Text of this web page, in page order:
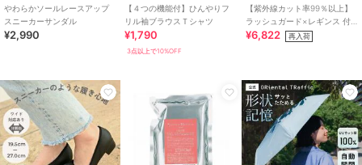
やわらかソールレースアップ
スニーカーサンダル
¥2,990
【４つの機能付】ひんやりフ
リル袖ブラウスＴシャツ
¥1,790
3点以上で10%OFF
【紫外線カット率99％以上】
ラッシュガード×レギンス 付
き タンキニ
¥6,822 再入荷